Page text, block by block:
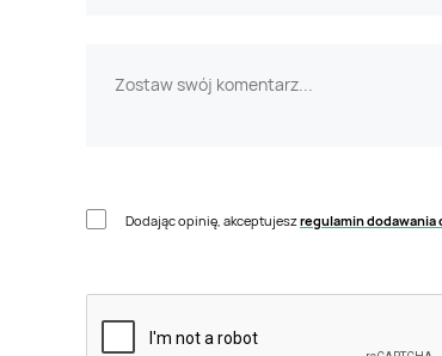
Dodając opinię, akceptujeszregulamin dodawania